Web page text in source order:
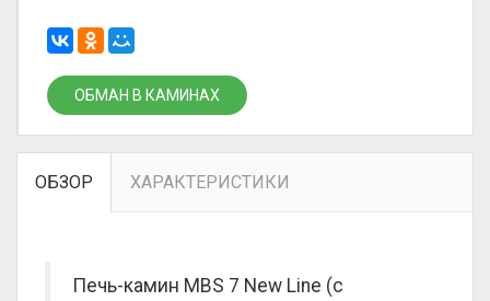
ОБМАН В КАМИНАХ
ОБЗОР ХАРАКТЕРИСТИКИ
Печь-камин MBS 7 New Line (с